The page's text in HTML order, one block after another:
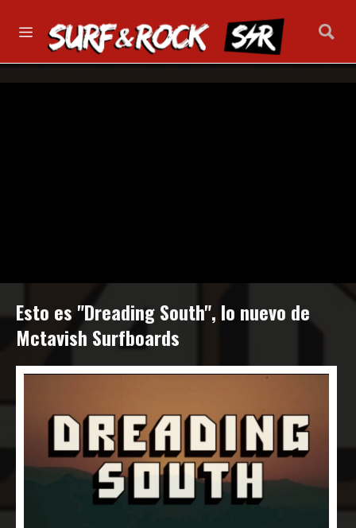
Esto es "Dreading South", lo nuevo de
Mctavish Surfboards